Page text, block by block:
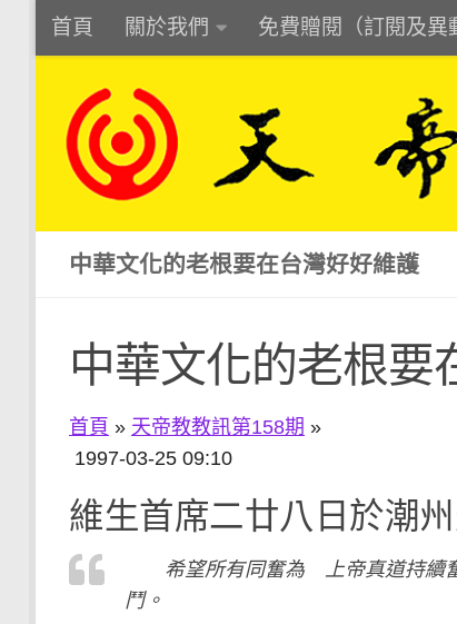
Skip to content
首頁 關於我們 免費贈閱（訂閱及異
中華文化的老根要在台灣好好維護
中華文化的老根要
首頁 » 天帝教教訊第158期 »
1997-03-25 09:10
維生首席二廿八日於潮
希望所有同奮為 上帝真道持續奮
鬥。